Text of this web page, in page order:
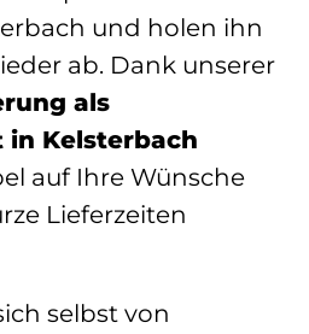
und holen ihn
ab. Dank unserer
als
in Kelsterbach
auf Ihre Wünsche
Lieferzeiten
selbst von